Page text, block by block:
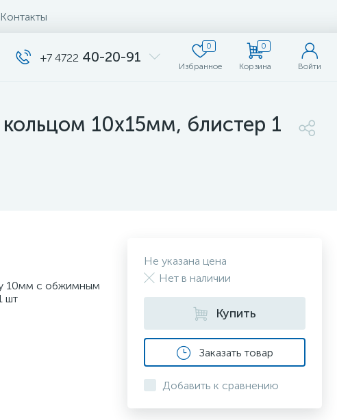
Контакты
+7 4722 40-20-91
0
Избранное
0
Корзина Войти
10x15мм, блистер 1
10мм с обжимным
шт
Не указана цена
Нет в наличии
Купить
Заказать товар
Добавить к сравнению